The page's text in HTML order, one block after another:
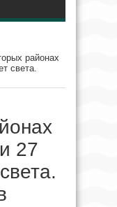
районах
света.
27